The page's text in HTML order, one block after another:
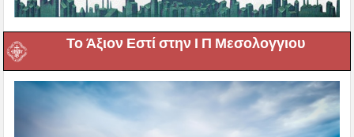
Το Άξιον Εστί στην Ι Π Μεσολογγιου